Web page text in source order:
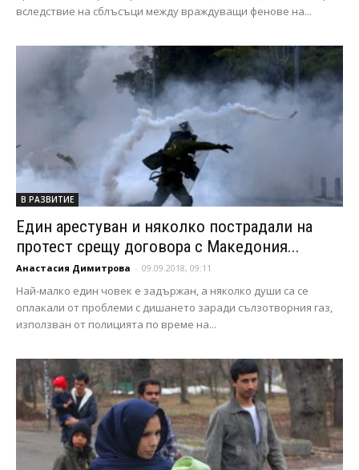
вследствие на сблъсъци между враждуващи фенове на...
В РАЗВИТИЕ
Един арестуван и няколко пострадали на
протест срещу договора с Македония...
Анастасия Димитрова - 09.09.2018, 09:11
Най-малко един човек е задържан, а няколко души са се
оплакали от проблеми с дишането заради сълзотворния газ,
използван от полицията по време на...